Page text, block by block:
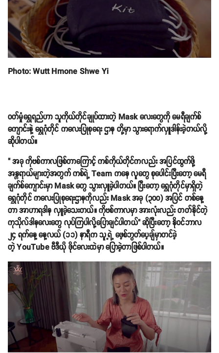
Photo: Wutt Hmone Shwe Yi
ဝတ်မှုံရွှေရည်ဟာ သူကိုယ်တိုင်ချုပ်ထားတဲ့ Mask လေးတွေကို မေရီချက်စ်
ကျောင်းနဲ့ ရွှေဂုံတိုင် ကလေးပြုစုရေး ဌာန တို့မှာ သွားရောက်လှူဒါန်းခဲ့တယ်လို့
ဆိုပါတယ်။
" အခု ကိုဗစ်ကာလဖြစ်တာကြောင့် ကစ်ကိုယ်တိုင်ကလည်း အပြင်ထွက်ဖို့
အန္တရာယ်များတဲ့အတွက် ကစ်ရဲ့ Team ကနေ လူတွေ စုပေါင်းပြီးတော့ မေရီ
ချက်စ်ကျောင်းမှာ Mask တွေ သွားလှူခဲ့ပါတယ်။ ပြီးတော့ ရွှေဂုံတိုင်မှာရှိတဲ့
ရွှေဂုံတိုင် ကလေးပြုစုရေးဌာနကိုလည်း Mask အခု (၃၀၀) အပြင် တစ်နေ့
တာ အာဟာရဒါန လှူခဲ့သေးတယ်။ ကိုဗစ်ကာလမှာ အားလုံးလည်း တတ်နိုင်တဲ့
ကုသိုလ်ဒါနလေးတွေ လုပ်ကြပါလို့ပြောချင်ပါတယ်" ဆိုပြီးတော့ နိုဝင်ဘာလ
၂၄ ရက်နေ့ နေ့လယ် (၁၁) နာရီက သူ့ရဲ့ ဖေ့စ်ဘွတ်ပေ့ချ်မှာတင်ခဲ့
တဲ့ YouTube ဗီဒီယို ဖိုင်လေးထဲမှာ ပြောခဲ့တာဖြစ်ပါတယ်။